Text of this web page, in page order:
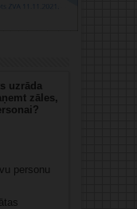
uzrāda
zāles,
personu